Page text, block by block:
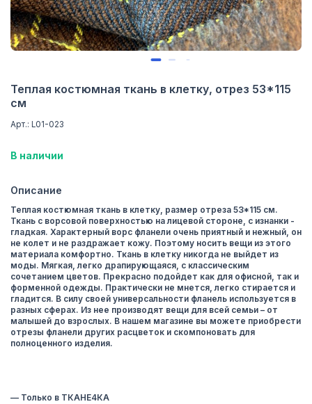
Теплая костюмная ткань в клетку, отрез 53*115
см
Арт.: L01-023
В наличии
Описание
Теплая костюмная ткань в клетку, размер отреза 53*115 см.
Ткань с ворсовой поверхностью на лицевой стороне, с изнанки -
гладкая. Характерный ворс фланели очень приятный и нежный, он
не колет и не раздражает кожу. Поэтому носить вещи из этого
материала комфортно. Ткань в клетку никогда не выйдет из
моды. Мягкая, легко драпирующаяся, с классическим
сочетанием цветов. Прекрасно подойдет как для офисной, так и
форменной одежды. Практически не мнется, легко стирается и
гладится. В силу своей универсальности фланель используется в
разных сферах. Из нее производят вещи для всей семьи – от
малышей до взрослых. В нашем магазине вы можете приобрести
отрезы фланели других расцветок и скомпоновать для
полноценного изделия.
— Только в ТКАНЕ4КА